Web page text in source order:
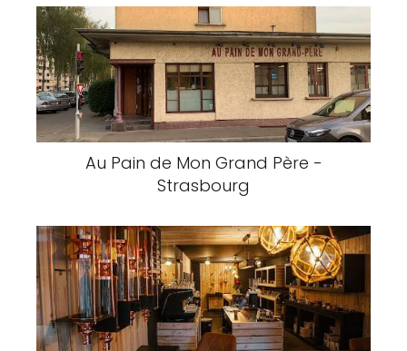
Au Pain de Mon Grand Père -
Strasbourg